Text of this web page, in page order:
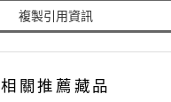
複製引用資訊
相關推薦藏品